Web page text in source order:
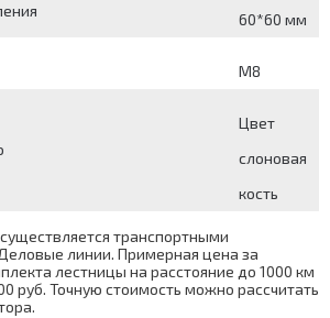
60*60 мм
М8
Цвет
слоновая
кость
транспортными
линии. Примерная цена за
лестницы на расстояние до 1000 км
руб. Точную стоимость можно рассчитать
.